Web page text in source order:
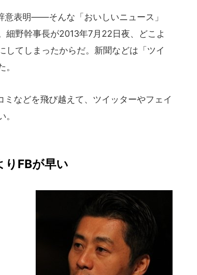
表明――そんな「おいしいニュース」
細野幹事長が2013年7月22日夜、どこよ
してしまったからだ。新聞などは「ツイ
などを飛び越えて、ツイッターやフェイ
りFBが早い